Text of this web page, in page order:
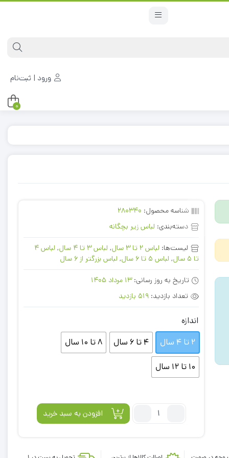
ورود | ثبت‌نام
0
شناسه محصول: 280340
دسته‌بندی: لباس زیر بچگانه
لیست‌ها: لباس 2 تا 3 سال , لباس 3 تا 4 سال ,
لباس 4
تا 5 سال
, لباس 5 تا 6 سال , لباس بزرگتر از 6 سال
تاریخ به روز رسانی:13 مرداد 1405
تعداد بازدید: 519 بازدید
اندازه
2 تا 4 سال
4 تا 6 سال 8 تا 10 سال
10 تا 12 سال
تعداد:
افزودن به سبد خرید